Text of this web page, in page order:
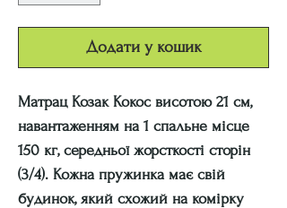
Додати у кошик
Матрац Козак Кокос висотою 21 см,
навантаженням на 1 спальне місце
150 кг, середньої жорсткості сторін
(3/4). Кожна пружинка має свій
будинок, який схожий на комірку